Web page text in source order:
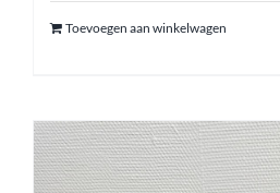
Toevoegen aan winkelwagen